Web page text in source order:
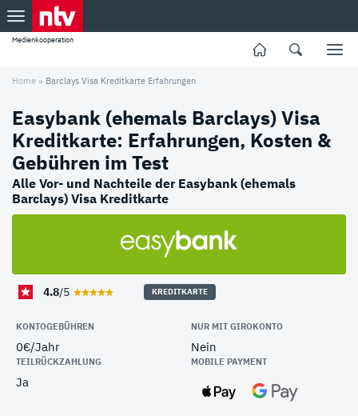
Medienkooperation
Home » Barclays Visa Kreditkarte Erfahrungen
Easybank (ehemals Barclays) Visa
Kreditkarte: Erfahrungen, Kosten &
Gebühren im Test
Alle Vor- und Nachteile der Easybank (ehemals
Barclays) Visa Kreditkarte
KREDITKARTE
4.8/5
KONTOGEBÜHREN
0€/Jahr
NUR MIT GIROKONTO
Nein
TEILRÜCKZAHLUNG
Ja
MOBILE PAYMENT